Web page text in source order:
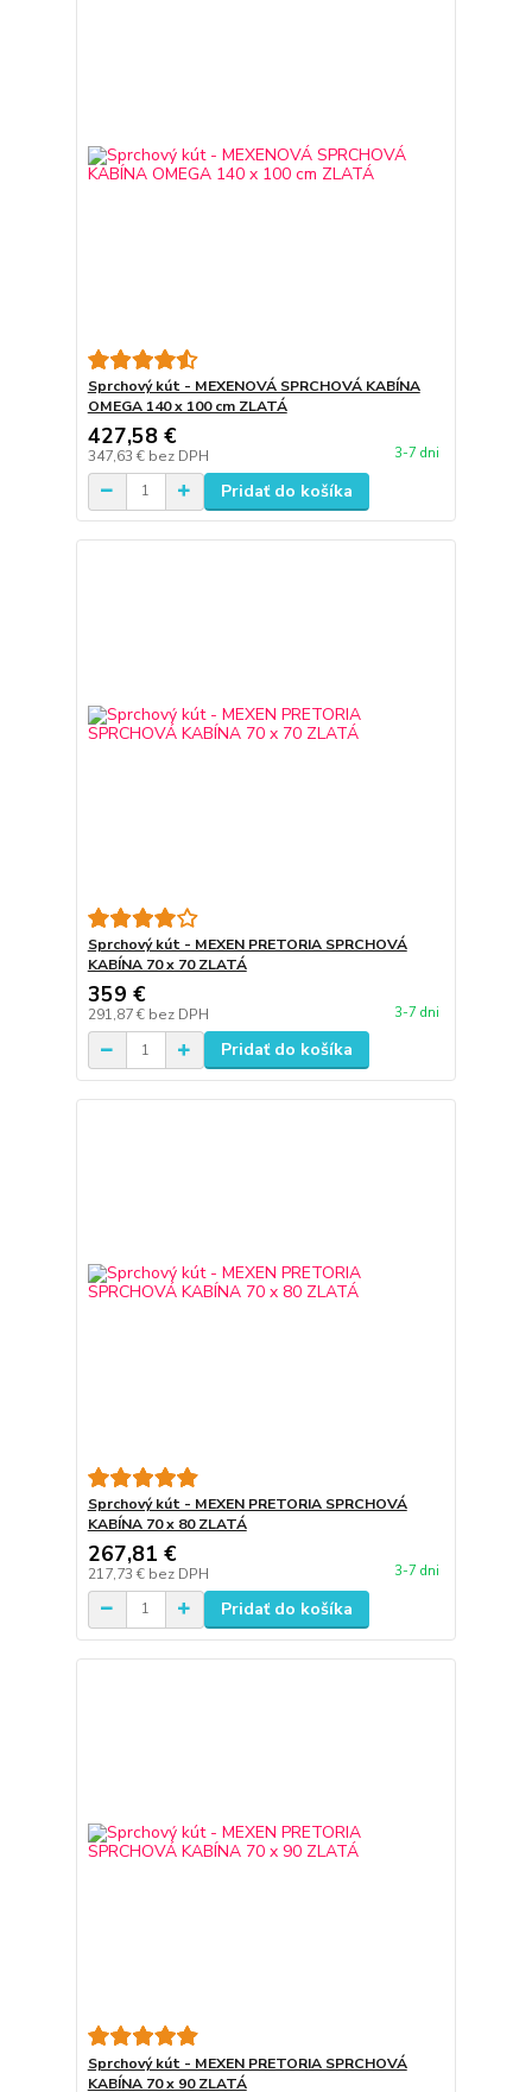
Sprchový kút - MEXENOVÁ SPRCHOVÁ KABÍNA
OMEGA 140 x 100 cm ZLATÁ
427,58 €
347,63 € bez DPH 3-7 dni
Pridať do košíka
Sprchový kút - MEXEN PRETORIA SPRCHOVÁ
KABÍNA 70 x 70 ZLATÁ
359 €
291,87 € bez DPH 3-7 dni
Pridať do košíka
Sprchový kút - MEXEN PRETORIA SPRCHOVÁ
KABÍNA 70 x 80 ZLATÁ
267,81 €
217,73 € bez DPH 3-7 dni
Pridať do košíka
Sprchový kút - MEXEN PRETORIA SPRCHOVÁ
KABÍNA 70 x 90 ZLATÁ